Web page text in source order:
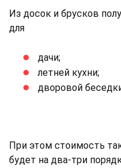
Из досок и брусков
для
дачи;
летней кухни;
дворовой
При этом стоимость
будет на два-три